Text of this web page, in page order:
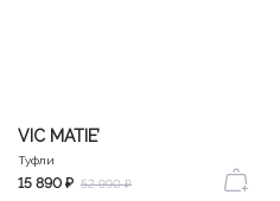
VIC MATIE’
Туфли
15 890 ₽ 52 990 ₽